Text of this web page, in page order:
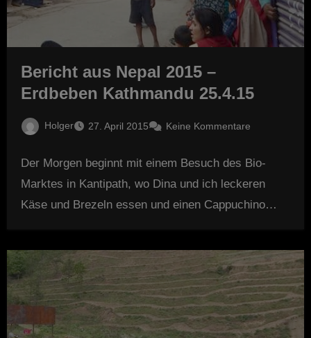
Bericht aus Nepal 2015 –
Erdbeben Kathmandu 25.4.15
Holger 27. April 2015 Keine Kommentare
Der Morgen beginnt mit einem Besuch des Bio-
Marktes in Kantipath, wo Dina und ich leckeren
Käse und Brezeln essen und einen Cappuchino…